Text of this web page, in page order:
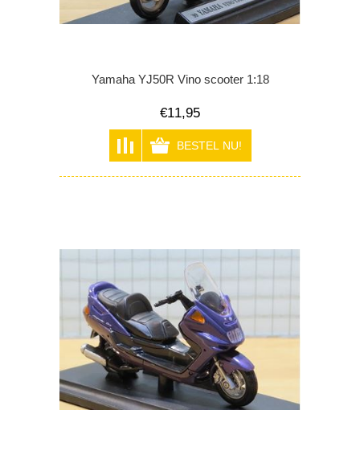
Yamaha YJ50R Vino scooter 1:18
€11,95